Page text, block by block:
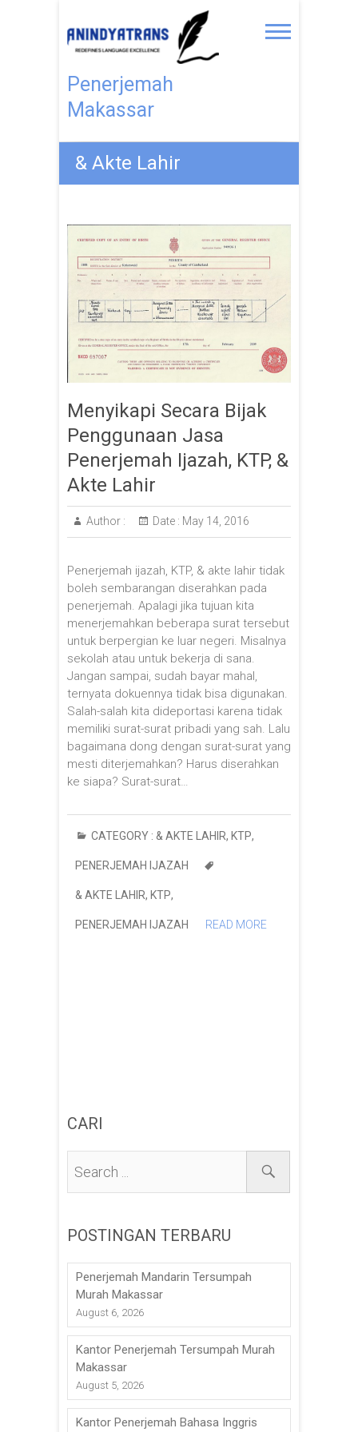
Penerjemah
Makassar
& Akte Lahir
Menyikapi Secara Bijak
Penggunaan Jasa
Penerjemah Ijazah, KTP, &
Akte Lahir
Author : Date : May 14, 2016
Penerjemah ijazah, KTP, & akte lahir tidak
boleh sembarangan diserahkan pada
penerjemah. Apalagi jika tujuan kita
menerjemahkan beberapa surat tersebut
untuk berpergian ke luar negeri. Misalnya
sekolah atau untuk bekerja di sana.
Jangan sampai, sudah bayar mahal,
ternyata dokuennya tidak bisa digunakan.
Salah-salah kita dideportasi karena tidak
memiliki surat-surat pribadi yang sah. Lalu
bagaimana dong dengan surat-surat yang
mesti diterjemahkan? Harus diserahkan
ke siapa? Surat-surat…
CATEGORY : & AKTE LAHIR, KTP,
PENERJEMAH IJAZAH
& AKTE LAHIR, KTP,
PENERJEMAH IJAZAH READ MORE
CARI
POSTINGAN TERBARU
Penerjemah Mandarin Tersumpah
Murah Makassar
August 6, 2026
Kantor Penerjemah Tersumpah Murah
Makassar
August 5, 2026
Kantor Penerjemah Bahasa Inggris